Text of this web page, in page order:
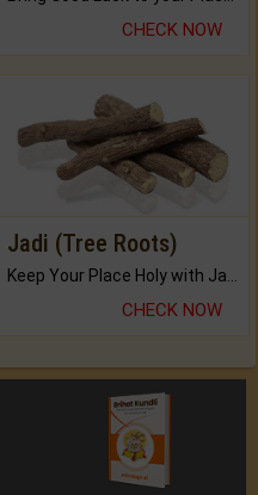
CHECK NOW
Jadi (Tree Roots)
CHECK NOW